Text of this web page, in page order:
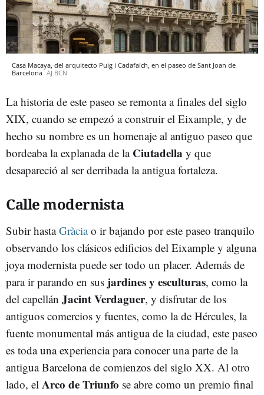
Casa Macaya, del arquitecto Puig i Cadafalch, en el paseo de Sant Joan de
Barcelona AJ BCN
La historia de este paseo se remonta a finales del siglo
XIX, cuando se empezó a construir el Eixample, y de
hecho su nombre es un homenaje al antiguo paseo que
bordeaba la explanada de la Ciutadella y que
desapareció al ser derribada la antigua fortaleza.
Calle modernista
Subir hastaGràciao ir bajando por este paseo tranquilo
observando los clásicos edificios del Eixample y alguna
joya modernista puede ser todo un placer. Además de
para ir parando en sus jardines y esculturas, como la
del capellán Jacint Verdaguer, y disfrutar de los
antiguos comercios y fuentes, como la de Hércules, la
fuente monumental más antigua de la ciudad, este paseo
es toda una experiencia para conocer una parte de la
antigua Barcelona de comienzos del siglo XX. Al otro
lado, el Arco de Triunfo se abre como un premio final